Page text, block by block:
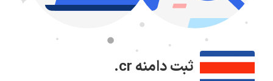
ثبت دامنه.cr